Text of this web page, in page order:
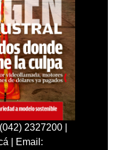
2327200 |
| Email: